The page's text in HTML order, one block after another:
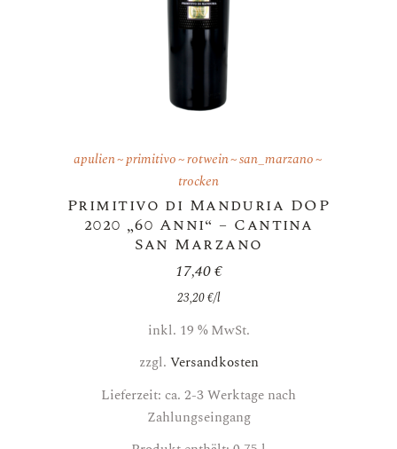
apulien primitivo rotwein san_marzano
trocken
Primitivo di Manduria DOP
2020 „60 Anni“ – Cantina
San Marzano
17,40€
23,20€/l
inkl. 19 % MwSt.
zzgl. Versandkosten
Lieferzeit: ca. 2-3 Werktage nach
Zahlungseingang